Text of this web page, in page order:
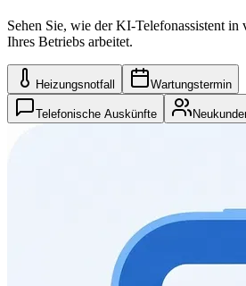
Sehen Sie, wie der KI-Telefonassistent in
Ihres Betriebs arbeitet.
Heizungsnotfall Wartungstermin
Telefonische Auskünfte